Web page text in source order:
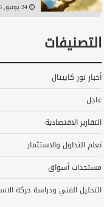
24 يونيو, 2026 11:28 م
التصنيفات
أخبار نور كابيتال
عاجل
التقارير الاقتصادية
تعلم التداول والاستثمار
مستجدات أسواق
التحليل الفني ودراسة حركة